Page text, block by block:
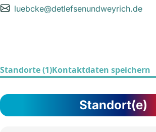
luebcke@detlefsenundweyrich.de
Standorte (1)Kontaktdaten speichern
Standort(e)